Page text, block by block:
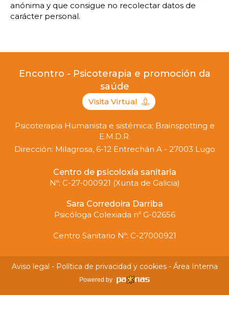
anónima y que consigue no recolectar datos de
carácter personal.
Encontro - Psicoterapia e promoción da
saúde
Visita Virtual
Psicoterapia Humanista e sistémica; Brainspotting e
E.M.D.R.
Dirección: Milagrosa, 6-12 Entrechán A - 27003 Lugo
Centro de psicoloxía sanitaria
Nº: C-27-000921 (Xunta de Galicia)
Sara Corredoira Darriba
Psicóloga Colexiada nº G-02656
Centro Sanitario Nº: C-27000921
Aviso legal - Política de privacidad y cookies- Área Interna
Powered by